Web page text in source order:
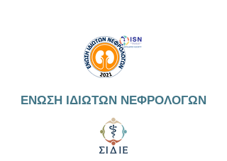
ΕΝΩΣΗ ΙΔΙΩΤΩΝ ΝΕΦΡΟΛΟΓΩΝ